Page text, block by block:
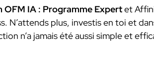
OFM IA : Programme Expertet
N’attends plus, investis en toi et
n’a jamais été aussi simple et